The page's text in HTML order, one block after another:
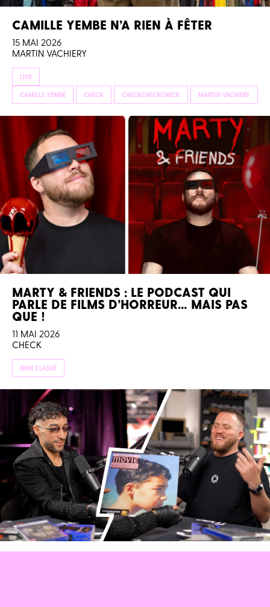
CAMILLE YEMBE N’A RIEN À FÊTER
15 MAI 2026
MARTIN VACHIERY
LIVE
CAMILLE YEMBÉ CHECK CHECKCHECKCHECK MARTIN VACHIERY
MARTY & FRIENDS : LE PODCAST QUI
PARLE DE FILMS D’HORREUR… MAIS PAS
QUE !
11 MAI 2026
CHECK
NON CLASSÉ